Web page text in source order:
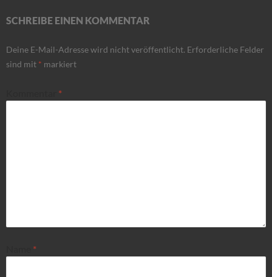
SCHREIBE EINEN KOMMENTAR
Deine E-Mail-Adresse wird nicht veröffentlicht. Erforderliche Felder
sind mit * markiert
*
*